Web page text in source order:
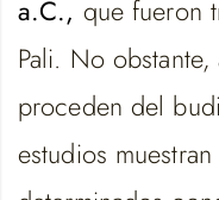
a.C., que fueron
Pali. No
proceden del
estudios